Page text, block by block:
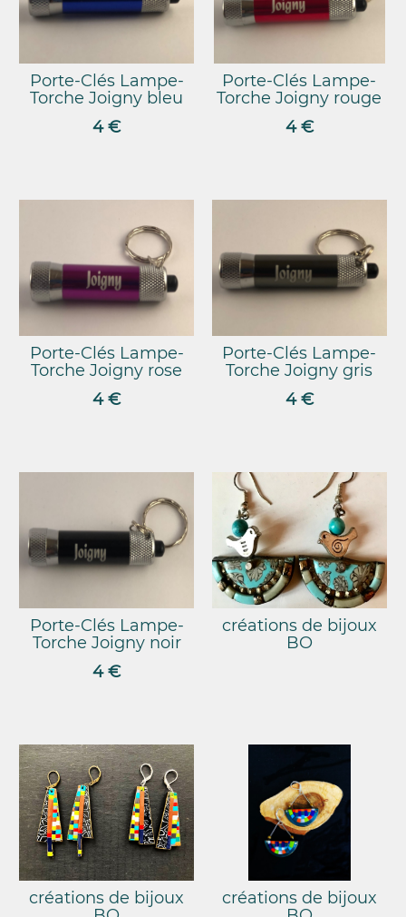
Porte-Clés Lampe-
Torche Joigny bleu
4 €
Porte-Clés Lampe-
Torche Joigny rouge
4 €
Porte-Clés Lampe-
Torche Joigny rose
4 €
Porte-Clés Lampe-
Torche Joigny gris
4 €
Porte-Clés Lampe-
Torche Joigny noir
4 €
créations de bijoux
BO
créations de bijoux
créations de bijoux